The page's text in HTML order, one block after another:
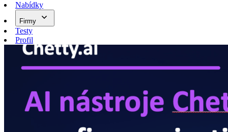
Nabídky
Firmy
Testy
Profil